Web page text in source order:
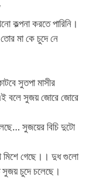
কল্পনা করতে পারিনি।
মা কে চুদে নে
সুতপা মাসীর
বলে সুজয় জোরে জোরে
সুজয়ের বিচি দুটো
মিশে গেছে।। দুধ গুলো
সুজয় চুদে চলেছে।